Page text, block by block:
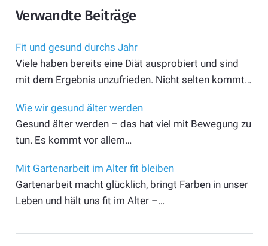
Verwandte Beiträge
Fit und gesund durchs Jahr
Viele haben bereits eine Diät ausprobiert und sind
mit dem Ergebnis unzufrieden. Nicht selten kommt…
Wie wir gesund älter werden
Gesund älter werden – das hat viel mit Bewegung zu
tun. Es kommt vor allem…
Mit Gartenarbeit im Alter fit bleiben
Gartenarbeit macht glücklich, bringt Farben in unser
Leben und hält uns fit im Alter –…